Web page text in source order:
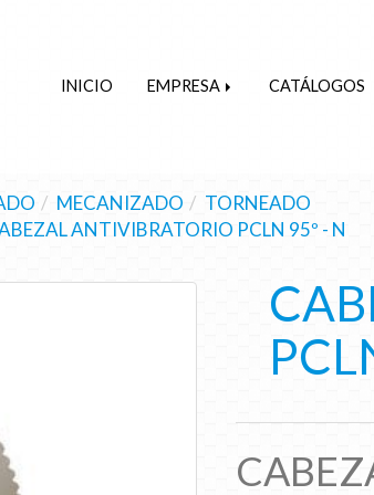
INICIO EMPRESA CATÁLOGOS
MECANIZADO
TORNEADO
ANTIVIBRATORIO PCLN 95º - N